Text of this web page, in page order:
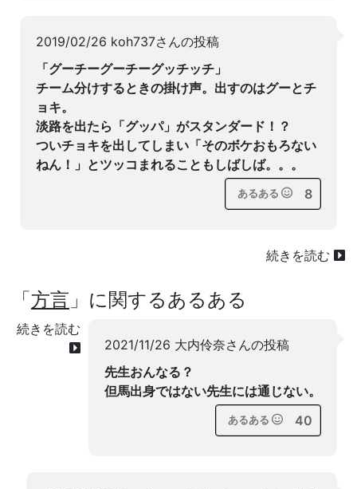
2019/02/26 koh737さんの投稿
「グーチーグーチーグッチッチ」
チーム分けするときの掛け声。出すのはグーとチ
ョキ。
淡路を出たら「グッパ」がスタンダード！？
ついチョキを出してしまい「そのボケおもろない
ねん！」とツッコまれることもしばしば。。。
あるある 8
続きを読む
「方言 」に関するあるある
2021/11/26 大内伶奈さんの投稿
先生おんなる？
但馬出身ではない先生には通じない。
あるある 40
続きを読む